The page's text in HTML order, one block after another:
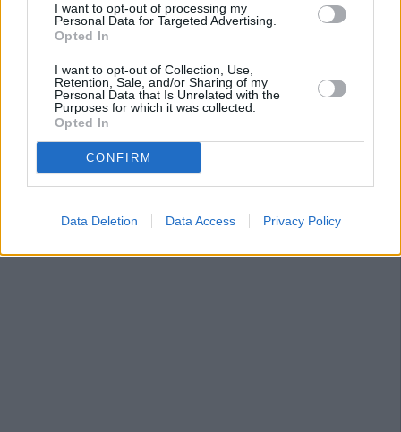
I want to opt-out of processing my
Personal Data for Targeted Advertising.
Opted In
I want to opt-out of Collection, Use,
Retention, Sale, and/or Sharing of my
Personal Data that Is Unrelated with the
Purposes for which it was collected.
Opted In
CONFIRM
Data Deletion Data Access Privacy Policy